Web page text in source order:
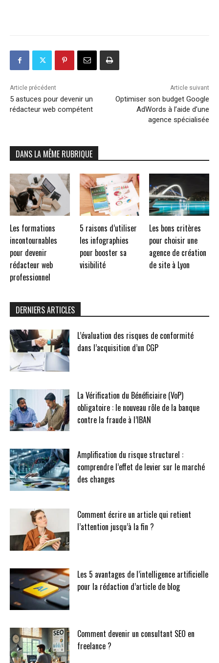
Article précédent
5 astuces pour devenir un
rédacteur web compétent
Article suivant
Optimiser son budget Google
AdWords à l’aide d’une
agence spécialisée
DANS LA MÊME RUBRIQUE
Les formations
incontournables
pour devenir
rédacteur web
professionnel
5 raisons d’utiliser
les infographies
pour booster sa
visibilité
Les bons critères
pour choisir une
agence de création
de site à Lyon
DERNIERS ARTICLES
L’évaluation des risques de conformité
dans l’acquisition d’un CGP
La Vérification du Bénéficiaire (VoP)
obligatoire : le nouveau rôle de la banque
contre la fraude à l’IBAN
Amplification du risque structurel :
comprendre l’effet de levier sur le marché
des changes
Comment écrire un article qui retient
l’attention jusqu’à la fin ?
Les 5 avantages de l’intelligence artificielle
pour la rédaction d’article de blog
Comment devenir un consultant SEO en
freelance ?